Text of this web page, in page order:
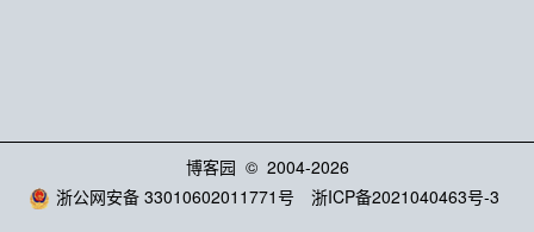
博客园 © 2004-2026
浙公网安备 33010602011771号
浙ICP备2021040463号-3